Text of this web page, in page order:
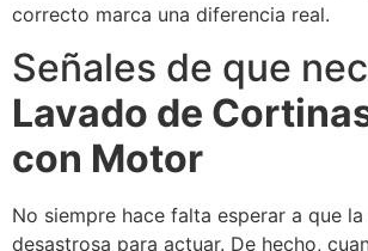
correcto marca una diferencia real.
Señales de que
Lavado de
con Motor
No siempre hace falta esperar a que
desastrosa para actuar. De hecho,